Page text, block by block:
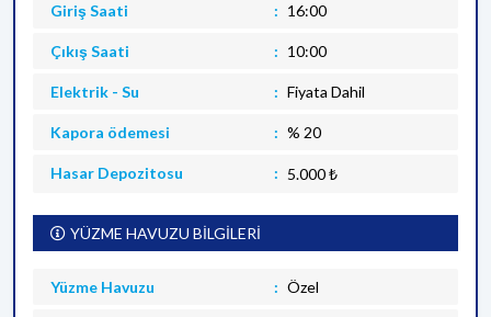
Giriş Saati 16:00
Çıkış Saati 10:00
Elektrik - Su Fiyata Dahil
Kapora ödemesi % 20
Hasar Depozitosu 5.000 ₺
YÜZME HAVUZU BİLGİLERİ
Yüzme Havuzu Özel